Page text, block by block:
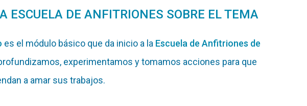
ESCUELA DE ANFITRIONES SOBRE EL TEMA
es el módulo básico que da inicio a la Escuela de Anfitriones de
experimentamos y tomamos acciones para que
a amar sus trabajos.